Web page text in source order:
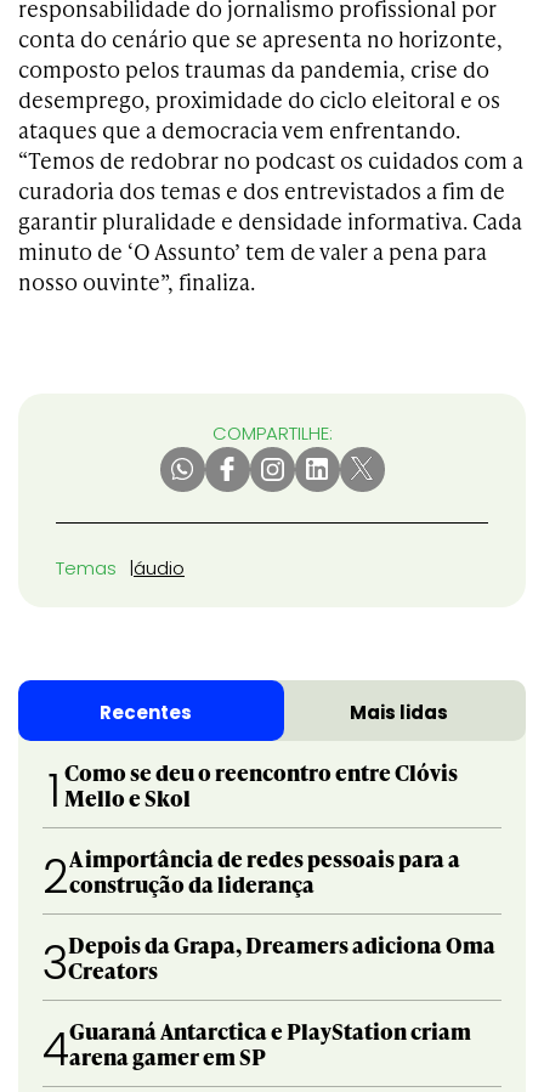
responsabilidade do jornalismo profissional por
conta do cenário que se apresenta no horizonte,
composto pelos traumas da pandemia, crise do
desemprego, proximidade do ciclo eleitoral e os
ataques que a democracia vem enfrentando.
“Temos de redobrar no podcast os cuidados com a
curadoria dos temas e dos entrevistados a fim de
garantir pluralidade e densidade informativa. Cada
minuto de ‘O Assunto’ tem de valer a pena para
nosso ouvinte”, finaliza.
COMPARTILHE:
Temas áudio
Recentes Mais lidas
1 Como se deu o reencontro entre Clóvis
Mello e Skol
2A importância de redes pessoais para a
construção da liderança
3Depois da Grapa, Dreamers adiciona Oma
Creators
4Guaraná Antarctica e PlayStation criam
arena gamer em SP